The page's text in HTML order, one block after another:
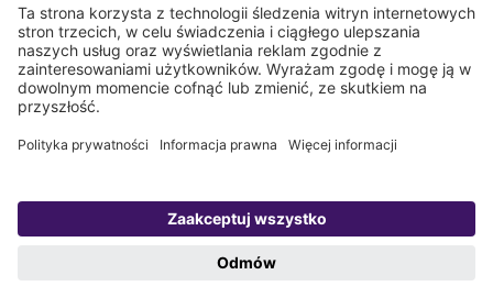
Serwis techniczny
+48 71 306 50 51
Copyright 1998-2026 KESSEL Sp. z o.o., ul. Innowacyjna 2, Biskupice Podgórne,
Polityka prywatności Stopka redakcyjna